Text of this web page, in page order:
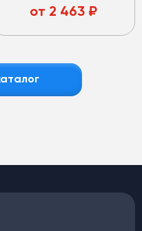
от 2 463₽